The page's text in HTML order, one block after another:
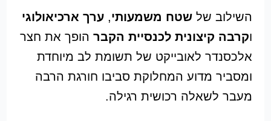
השילוב של שטח משמעותי, ערך ארכיאולוגי
וקרבה קיצונית לכנסיית הקברהופך את חצר
אלכסנדר לאובייקט של תשומת לב מיוחדת
ומסביר מדוע המחלוקת סביבו חורגת הרבה
מעבר לשאלה רכושית רגילה.